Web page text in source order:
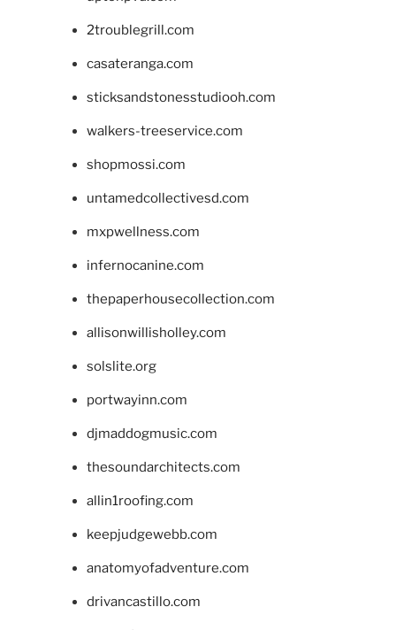
2troublegrill.com
casateranga.com
sticksandstonesstudiooh.com
walkers-treeservice.com
shopmossi.com
untamedcollectivesd.com
mxpwellness.com
infernocanine.com
thepaperhousecollection.com
allisonwillisholley.com
solslite.org
portwayinn.com
djmaddogmusic.com
thesoundarchitects.com
allin1roofing.com
keepjudgewebb.com
anatomyofadventure.com
drivancastillo.com